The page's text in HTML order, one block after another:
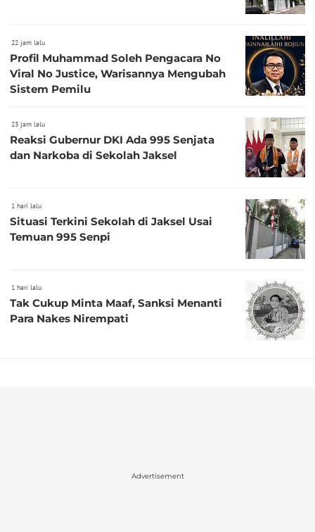
22 jam lalu
Profil Muhammad Soleh Pengacara No
Viral No Justice, Warisannya Mengubah
Sistem Pemilu
23 jam lalu
Reaksi Gubernur DKI Ada 995 Senjata
dan Narkoba di Sekolah Jaksel
1 hari lalu
Situasi Terkini Sekolah di Jaksel Usai
Temuan 995 Senpi
1 hari lalu
Tak Cukup Minta Maaf, Sanksi Menanti
Para Nakes Nirempati
Advertisement